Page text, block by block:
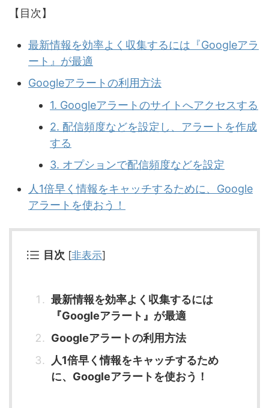
【目次】
最新情報を効率よく収集するには『Googleアラ
ート』が最適
Googleアラートの利用方法
1. Googleアラートのサイトへアクセスする
2. 配信頻度などを設定し、アラートを作成
する
3. オプションで配信頻度などを設定
人1倍早く情報をキャッチするために、Google
アラートを使おう！
目次 [非表示]
最新情報を効率よく収集するには
『Googleアラート』が最適
Googleアラートの利用方法
人1倍早く情報をキャッチするため
に、Googleアラートを使おう！